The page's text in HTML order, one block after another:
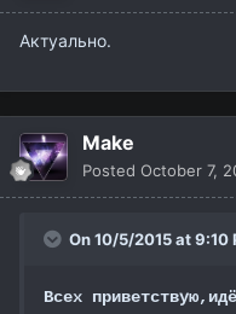
Актуально.
Make
Posted October 7,
On 10/5/2015 at 9:10
Всех